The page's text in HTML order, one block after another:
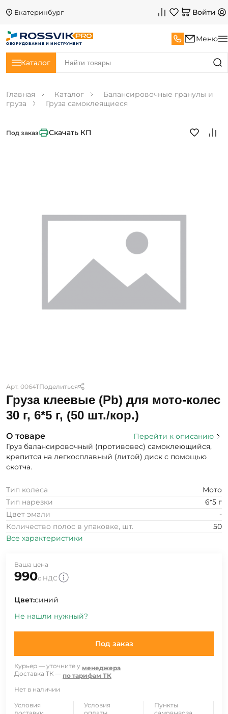
Екатеринбург Войти
ОБОРУДОВАНИЕ И ИНСТРУМЕНТ
Меню
Каталог
Главная Каталог
Балансировочные гранулы и
груза
Груза самоклеящиеся
Арт. 0064ТПоделиться
Груза клеевые (Pb) для мото-колес
30 г, 6*5 г, (50 шт./кор.)
Под заказ Скачать КП
О товаре
Перейти к описанию
Груз балансировочный (противовес) самоклеющийся,
крепится на легкосплавный (литой) диск с помощью
скотча.
Тип колеса
Мото
Тип нарезки
6*5 г
Цвет эмали
-
Количество полос в упаковке, шт.
50
Все характеристики
Ваша цена
990с НДС
Цвет:синий
Не нашли нужный?
Под заказ
Курьер — уточните у менеджера
Доставка ТК — по тарифам ТК
Нет в наличии
Условия
Условия
Пункты